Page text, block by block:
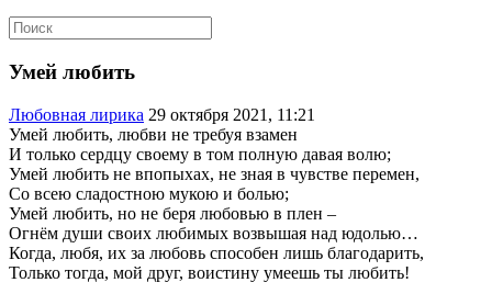
Умей любить
Любовная лирика 29 октября 2021, 11:21
Умей любить, любви не требуя взамен
И только сердцу своему в том полную давая волю;
Умей любить не впопыхах, не зная в чувстве перемен,
Со всею сладостною мукою и болью;
Умей любить, но не беря любовью в плен –
Огнём души своих любимых возвышая над юдолью…
Когда, любя, их за любовь способен лишь благодарить,
Только тогда, мой друг, воистину умеешь ты любить!